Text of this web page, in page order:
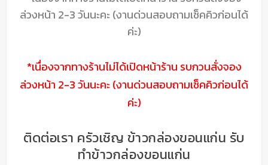
ล่วงหน้า 2-3 วันนะคะ (งานด่วนสอบถามเช็คคิวก่อนได้
ค่ะ)
*เนื่องจากทางร้านไม่ได้เปิดหน้าร้าน รบกวนสั่งจอง
ล่วงหน้า 2-3 วันนะคะ (งานด่วนสอบถามเช็คคิวก่อนได้
ค่ะ)
ติดต่อเรา ครัวเชิญ ข้าวกล่องขอนแก่น รับ
ทำข้าวกล่องขอนแก่น